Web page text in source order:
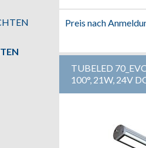
Preis nach
TUBELED
100°, 21W, 24V